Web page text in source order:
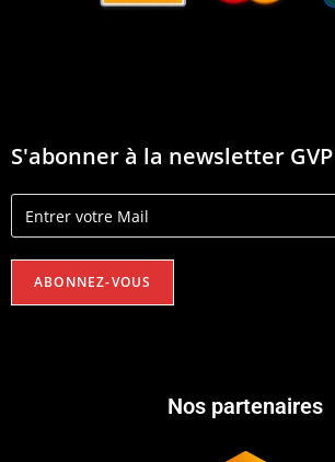
S'abonner à la newsletter GVP
Nos partenaires